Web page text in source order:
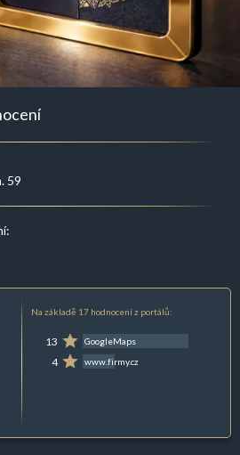
59
Na základě 17 hodnocení z portálů:
13 GoogleMaps
4 www.firmy.cz